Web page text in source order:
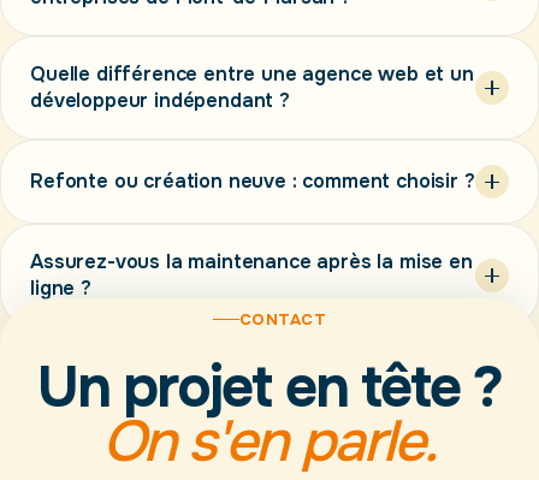
services, à propos, contact, etc.) — de
Site vitrine complet(20 à 25 pages avec blog,
portfolio, landing pages) — à partir de
Outil métier sur mesure— dépend du périmètre,
8 à 12 semaines
outil métier
Landes (40)
Pyrénées-
Atlantiques (64)
Quelle différence entre une agence web et un
développeur indépendant ?
Refonte ou création neuve : comment choisir ?
techniquement, ou mal référencé
Assurez-vous la maintenance après la mise en
ligne ?
CONTACT
Un projet en tête ?
On s'en parle.